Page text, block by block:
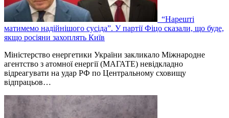
“Нарешті
матимемо надійнішого сусіда”. У партії Фіцо сказали, що буде,
якщо росіяни захоплять Київ
Міністерство енергетики України закликало Міжнародне
агентство з атомної енергії (МАГАТЕ) невідкладно
відреагувати на удар РФ по Центральному сховищу
відпрацьов…